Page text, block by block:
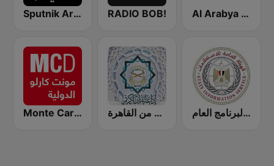
Sputnik Arabic (عربي) RADIO BOB! Al Arabya (العربية FM)
Monte Carlo Doualiya إذاعة القرآن الكريم من القاهرة بث مباشر لإذاعة البرنامج العام